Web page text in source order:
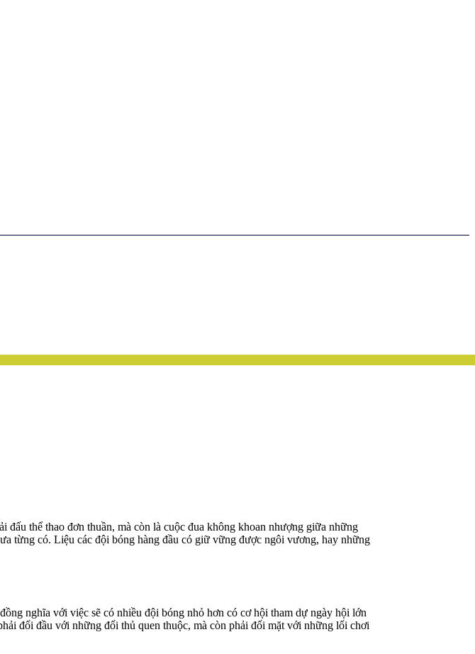
thể thao đơn thuần, mà còn là cuộc đua không khoan nhượng giữa những
từng có. Liệu các đội bóng hàng đầu có giữ vững được ngôi vương, hay những
nghĩa với việc sẽ có nhiều đội bóng nhỏ hơn có cơ hội tham dự ngày hội lớn
đối đầu với những đối thủ quen thuộc, mà còn phải đối mặt với những lối chơi